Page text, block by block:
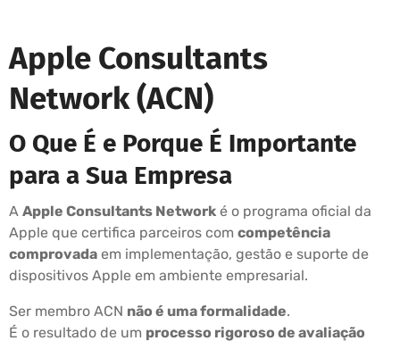
Apple Consultants
Network (ACN)
O Que É e Porque É Importante
para a Sua Empresa
A Apple Consultants Network é o programa oficial da
Apple que certifica parceiros com competência
comprovada em implementação, gestão e suporte de
dispositivos Apple em ambiente empresarial.
Ser membro ACN não é uma formalidade.
É o resultado de um processo rigoroso de avaliação